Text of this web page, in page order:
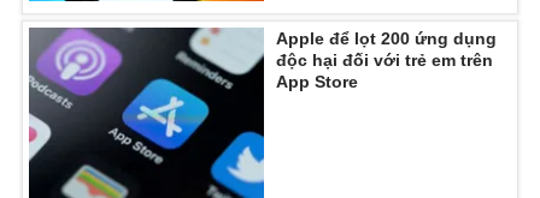
Apple để lọt 200 ứng dụng
độc hại đối với trẻ em trên
App Store